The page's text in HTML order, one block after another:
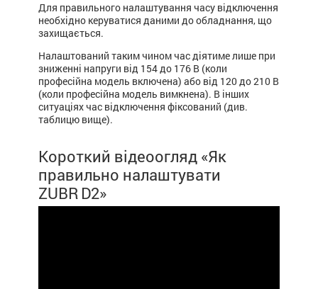
Для правильного налаштування часу відключення
необхідно керуватися даними до обладнання, що
захищається.
Налаштований таким чином час діятиме лише при
зниженні напруги від 154 до 176 В (коли
професійна модель включена) або від 120 до 210 В
(коли професійна модель вимкнена). В інших
ситуаціях час відключення фіксований (див.
таблицю вище).
Короткий відеоогляд «Як
правильно налаштувати
ZUBR D2»